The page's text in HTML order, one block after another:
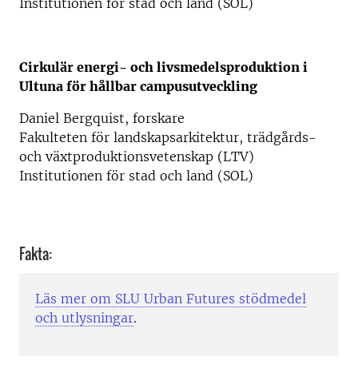
Institutionen för stad och land (SOL)
Cirkulär energi- och livsmedelsproduktion i
Ultuna för hållbar campusutveckling
Daniel Bergquist, forskare
Fakulteten för landskapsarkitektur, trädgårds-
och växtproduktionsvetenskap (LTV)
Institutionen för stad och land (SOL)
Fakta:
Läs mer om SLU Urban Futures stödmedel
och utlysningar.